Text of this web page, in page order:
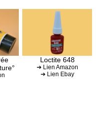
Loctite 648
➔ Lien Amazon
➔ Lien Ebay